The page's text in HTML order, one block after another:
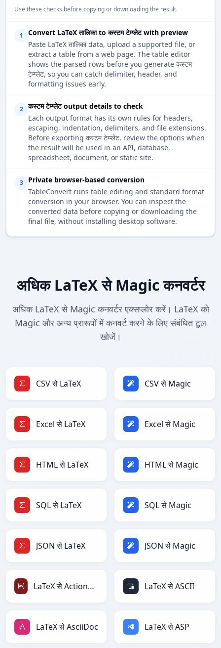
Use these checks before copying or downloading the result.
1
Convert LaTeX तालिका to कस्टम टेम्प्लेट with preview
Paste LaTeX तालिका data, upload a supported file, or
extract a table from a web page. The table editor
shows the parsed rows before you generate कस्टम
टेम्प्लेट, so you can catch delimiter, header, and
formatting issues early.
2
कस्टम टेम्प्लेट output details to check
Each output format has its own rules for headers,
escaping, indentation, delimiters, and file extensions.
Before exporting कस्टम टेम्प्लेट, review the options when
the result will be used in an API, database,
spreadsheet, document, or static site.
3
Private browser-based conversion
TableConvert runs table editing and standard format
conversion in your browser. You can inspect the
converted data before copying or downloading the
final file, without installing desktop software.
अधिक LaTeX से Magic कनवर्टर
अधिक LaTeX से Magic कनवर्टर एक्सप्लोर करें। LaTeX को
Magic और अन्य प्रारूपों में कनवर्ट करने के लिए संबंधित टूल
खोजें।
CSV से LaTeX CSV से Magic
Excel से LaTeX Excel से Magic
HTML से LaTeX HTML से Magic
SQL से LaTeX SQL से Magic
JSON से LaTeX JSON से Magic
LaTeX से ActionScript LaTeX से ASCII
LaTeX से AsciiDoc LaTeX से ASP